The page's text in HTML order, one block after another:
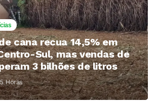
cana recua 14,5% em
Sul, mas vendas de
3 bilhões de litros
Horas